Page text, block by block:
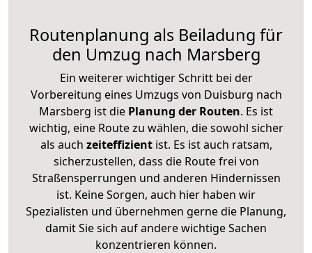
Routenplanung als Beiladung für
den Umzug nach Marsberg
Ein weiterer wichtiger Schritt bei der
Vorbereitung eines Umzugs von Duisburg nach
Marsberg ist die Planung der Routen. Es ist
wichtig, eine Route zu wählen, die sowohl sicher
als auch zeiteffizientist. Es ist auch ratsam,
sicherzustellen, dass die Route frei von
Straßensperrungen und anderen Hindernissen
ist. Keine Sorgen, auch hier haben wir
Spezialisten und übernehmen gerne die Planung,
damit Sie sich auf andere wichtige Sachen
konzentrieren können.